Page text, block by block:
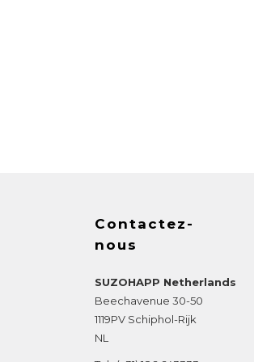
Contactez-
nous
SUZOHAPP Netherlands
Beechavenue 30-50
1119PV Schiphol-Rijk
NL